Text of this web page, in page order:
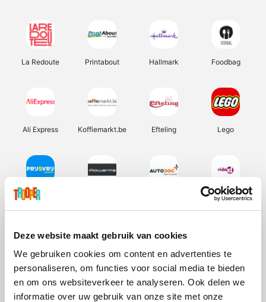
Deze website maakt gebruik van cookies
We gebruiken cookies om content en advertenties te
personaliseren, om functies voor social media te bieden
en om ons websiteverkeer te analyseren. Ook delen we
informatie over uw gebruik van onze site met onze
La Redoute Printabout Hallmark Foodbag
Ali Express Koffiemarkt.be Efteling Lego
Prijsvrij Vidaxl
Lampenlicht.be De Online Drogist Hotels.com Adidas